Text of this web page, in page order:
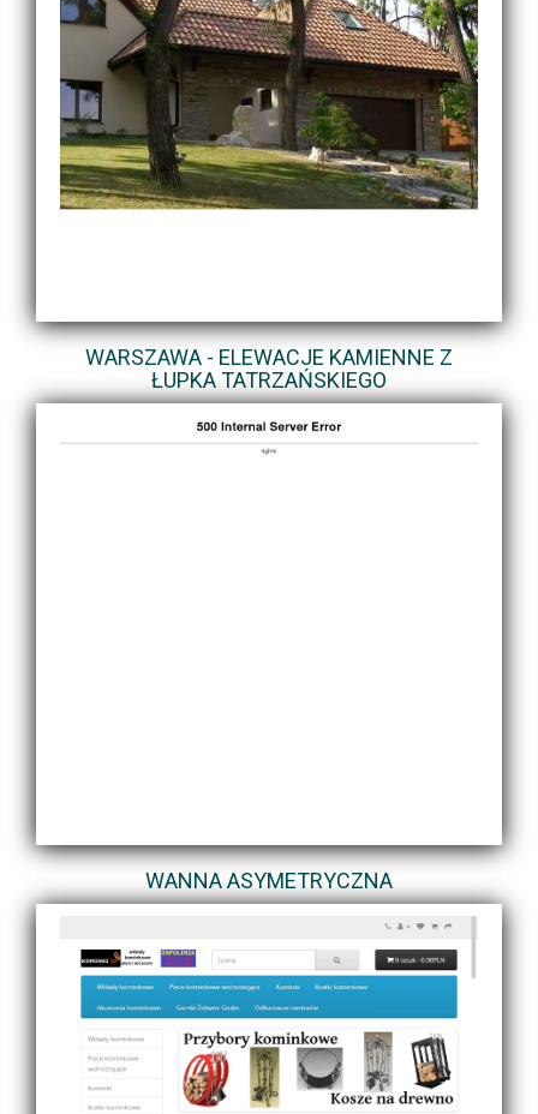
WARSZAWA - ELEWACJE KAMIENNE Z
ŁUPKA TATRZAŃSKIEGO
WANNA ASYMETRYCZNA